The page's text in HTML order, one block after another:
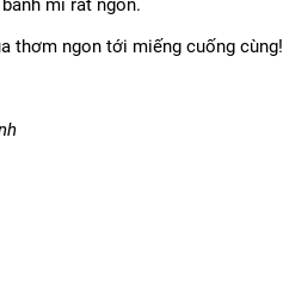
mì rất ngon.
thơm ngon tới miếng cuống cùng!